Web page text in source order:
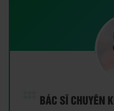
BÁC SĨ CHUYÊN